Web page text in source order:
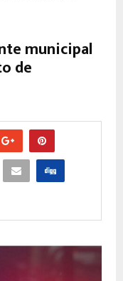
municipal
de